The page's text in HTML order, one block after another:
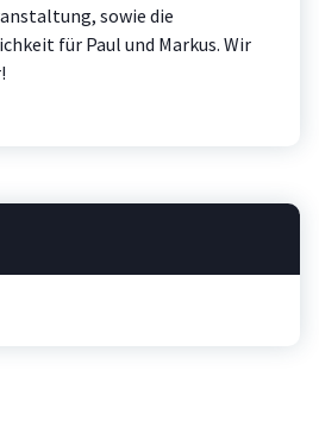
sowie die
für Paul und Markus. Wir